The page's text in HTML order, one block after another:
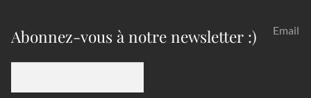
Abonnez-vous à notre newsletter :) Email